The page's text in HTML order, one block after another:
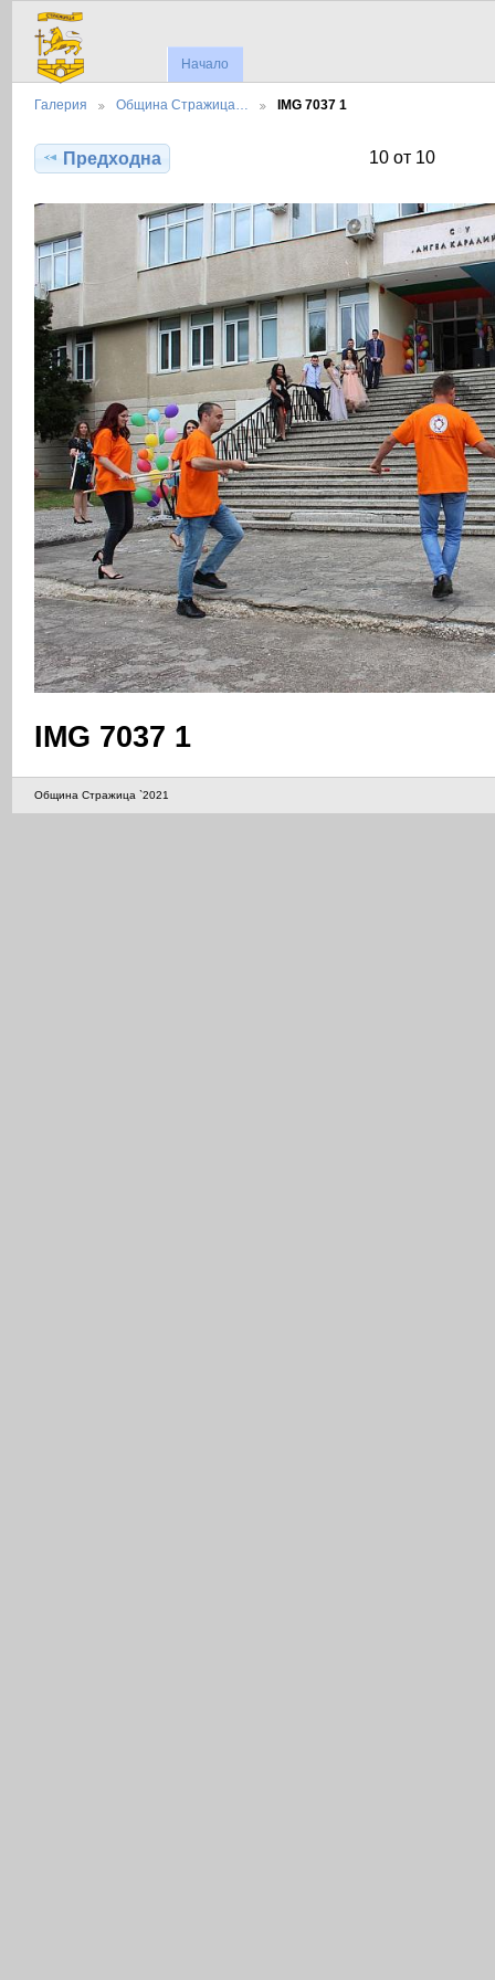
Начало
Галерия Община Стражица… IMG 7037 1
Предходна 10 от 10
IMG 7037 1
Община Стражица `2021